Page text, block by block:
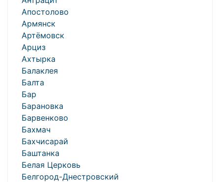
Апостолово
Армянск
Артёмовск
Арциз
Ахтырка
Балаклея
Балта
Бар
Барановка
Барвенково
Бахмач
Бахчисарай
Баштанка
Белая Церковь
Белгород-Днестровский